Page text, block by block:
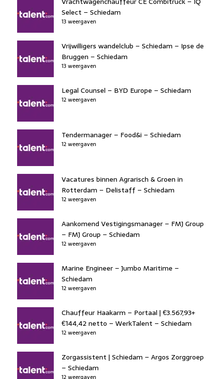
Select – Schiedam
13 weergaven
Vrijwilligers wandelclub – Schiedam – Ipse de
Bruggen – Schiedam
13 weergaven
Legal Counsel – BYD Europe – Schiedam
12 weergaven
Tendermanager – Food&i – Schiedam
12 weergaven
Vacatures binnen Agrarisch & Groen in
Rotterdam – Delistaff – Schiedam
12 weergaven
Aankomend Vestigingsmanager – FMJ Group
– FMJ Group – Schiedam
12 weergaven
Marine Engineer – Jumbo Maritime –
Schiedam
12 weergaven
Chauffeur Haakarm – Portaal | €3.567,93+
€144,42 netto – WerkTalent – Schiedam
12 weergaven
Zorgassistent | Schiedam – Argos Zorggroep
– Schiedam
12 weergaven